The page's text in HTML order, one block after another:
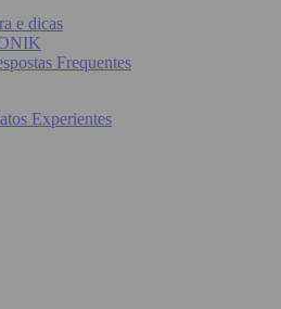
e dicas
Frequentes
Experientes